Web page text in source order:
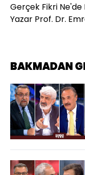
Gerçek Fikri
Yazar Prof. Dr.
BAKMADAN